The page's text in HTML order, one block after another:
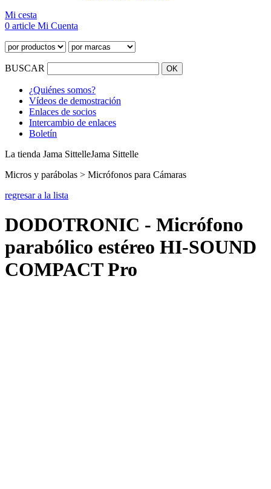
Mi cesta
0 article Mi Cuenta
BUSCAR
¿Quiénes somos?
Vídeos de demostración
Enlaces de socios
Intercambio de enlaces
Boletín
La tienda Jama SittelleJama Sittelle
Micros y parábolas > Micrófonos para Cámaras
regresar a la lista
DODOTRONIC - Micrófono
parabólico estéreo HI-SOUND
COMPACT Pro